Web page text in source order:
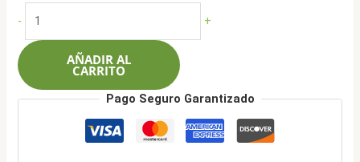
original
$330.000.
actual
$263.900.
-
235/40R18
95WXL
cantidad
+
AÑADIR AL
CARRITO
Pago Seguro Garantizado